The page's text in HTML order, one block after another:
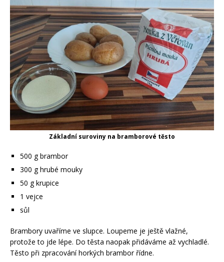
Základní suroviny na bramborové těsto
500 g brambor
300 g hrubé mouky
50 g krupice
1 vejce
sůl
Brambory uvaříme ve slupce. Loupeme je ještě vlažné,
protože to jde lépe. Do těsta naopak přidáváme až vychladlé.
Těsto při zpracování horkých brambor řídne.